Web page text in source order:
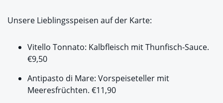
Unsere Lieblingsspeisen auf der Karte:
Vitello Tonnato: Kalbfleisch mit Thunfisch-Sauce.
€9,50
Antipasto di Mare: Vorspeiseteller mit
Meeresfrüchten. €11,90